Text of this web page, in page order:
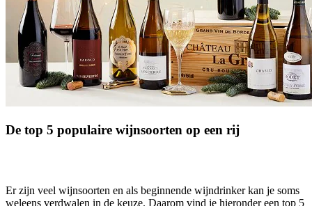
De top 5 populaire wijnsoorten op een rij
Er zijn veel wijnsoorten en als beginnende wijndrinker kan je soms
weleens verdwalen in de keuze. Daarom vind je hieronder een top 5